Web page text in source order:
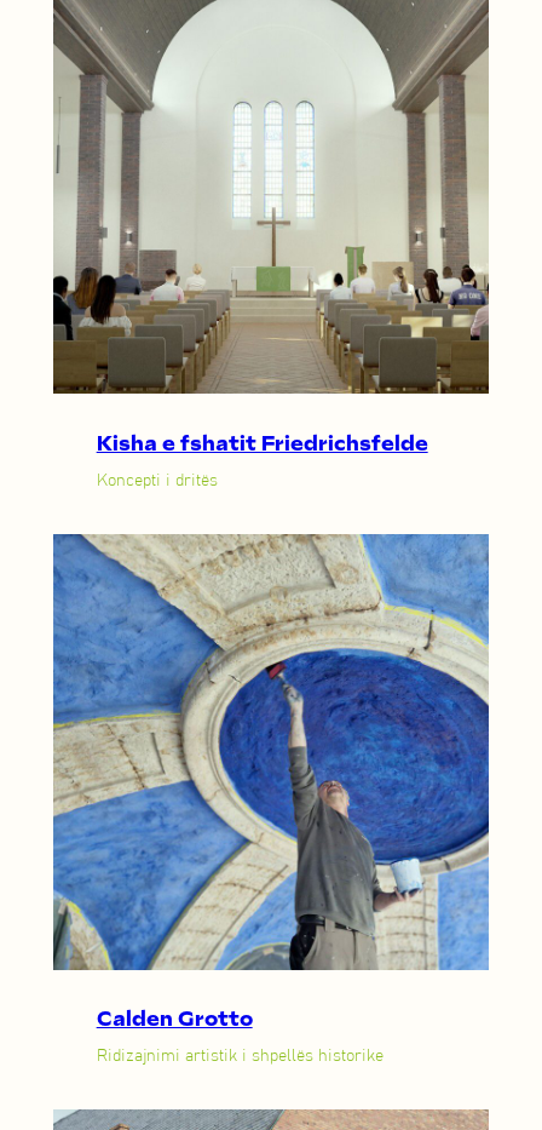
Kisha e fshatit Friedrichsfelde
Koncepti i dritës
Calden Grotto
Ridizajnimi artistik i shpellës historike